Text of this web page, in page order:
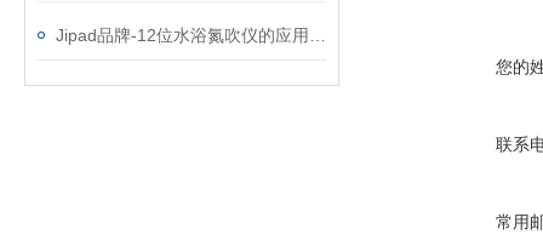
您的
联系
常用